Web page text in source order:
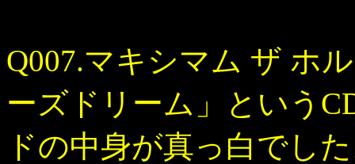
Q007.マキシマム ザ ホ
ーズドリーム」という
ドの中身が真っ白でし